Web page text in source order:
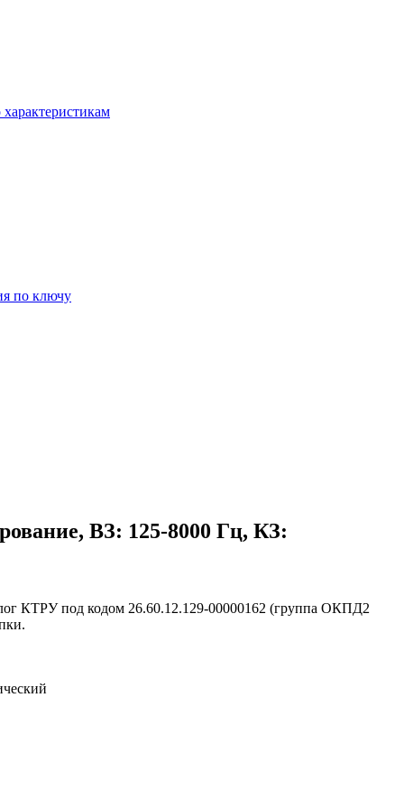
по ключу
ВЗ: 125-8000 Гц, КЗ:
КТРУ под кодом 26.60.12.129-00000162 (группа ОКПД2